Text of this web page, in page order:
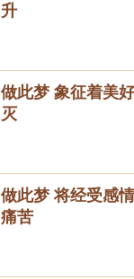
升
做此梦 象征着美
灭
做此梦 将经受感
痛苦